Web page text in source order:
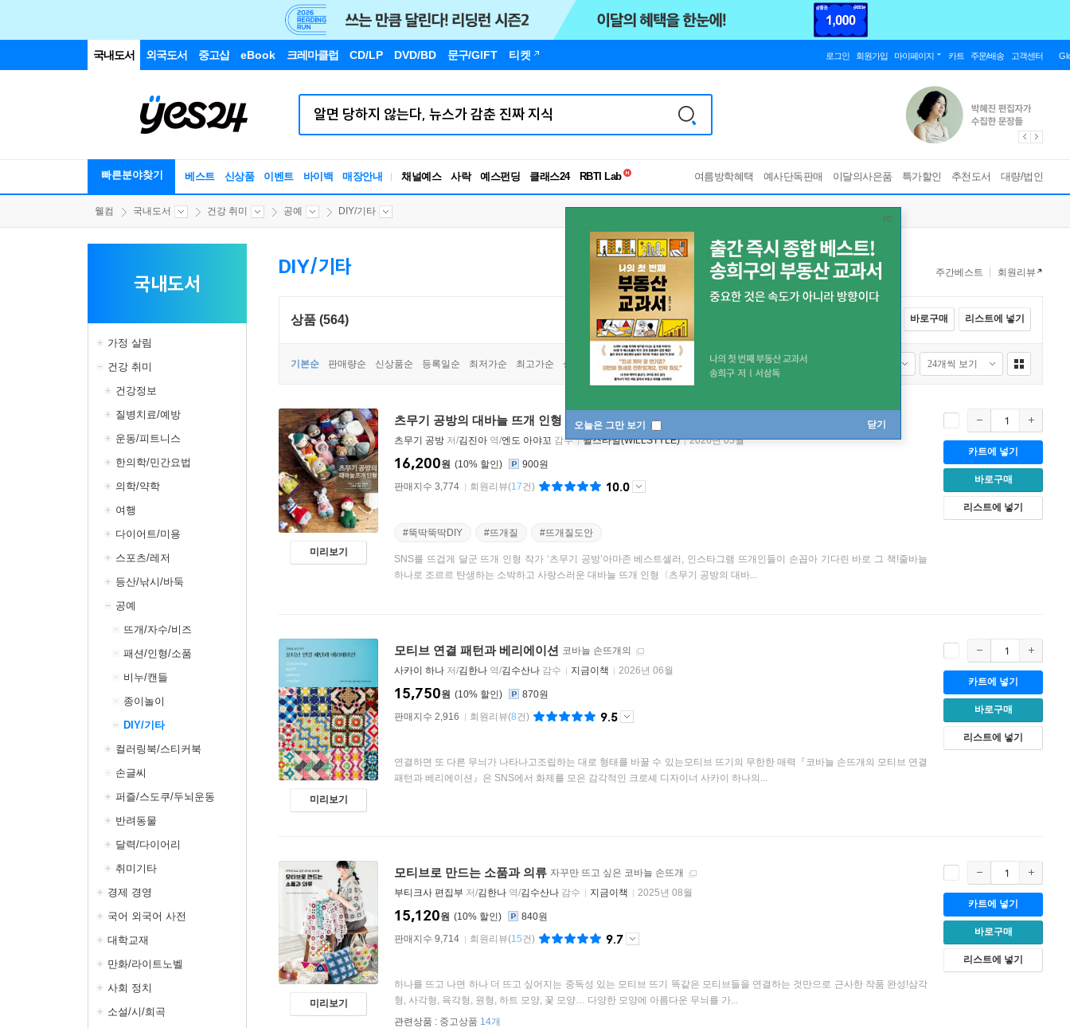
국내도서 외국도서 중고샵 eBook 크레마클럽 CD/LP DVD/BD 문구/GIFT 티켓 로그인 회원가입 마이페이지 카트 주문/배송 고객센터
빠른분야찾기 베스트 신상품 이벤트 바이백 매장안내 채널예스 사락 예스펀딩 클래스24
독서유형검사
여름방학혜택 예사단독판매 이달의사은품 특가할인 추천도서 대량/법인
오늘은 그만 보기 닫기
웰컴 국내도서 건강 취미 공예 DIY/기타
국내도서
가정 살림
건강 취미
건강정보
질병치료/예방
운동/피트니스
한의학/민간요법
의학/약학
여행
다이어트/미용
스포츠/레저
등산/낚시/바둑
공예
뜨개/자수/비즈
패션/인형/소품
비누/캔들
종이놀이
DIY/기타
컬러링북/스티커북
손글씨
퍼즐/스도쿠/두뇌운동
반려동물
달력/다이어리
취미기타
경제 경영
국어 외국어 사전
대학교재
만화/라이트노벨
사회 정치
소설/시/희곡
DIY/기타 주간베스트 회원리뷰
상품 (564) 바로구매 리스트에 넣기
기본순 판매량순 신상품순 등록일순 최저가순 최고가순 상품명순
미리보기
츠무기 공방의 대바늘 뜨개 인형
귀엽고 소박한 매력의 스웨덴 인형 뜨기
츠무기 공방 저/김진아 역/엔도 아야꼬 감수 윌스타일(WILLSTYLE) 2026년 05월
10%
16,200원
900원
판매지수 3,774
회원리뷰(17건) 10.0
#뚝딱뚝딱DIY #뜨개질 #뜨개질도안
SNS를 뜨겁게 달군 뜨개 인형 작가 ‘츠무기 공방’아마존 베스트셀러, 인스타그램 뜨개인들이 손꼽아 기다린 바로 그 책!줄바늘
하나로 조르르 탄생하는 소박하고 사랑스러운 대바늘 뜨개 인형〈츠무기 공방의 대바...
카트에 넣기
바로구매
리스트에 넣기
미리보기
모티브 연결 패턴과 베리에이션 코바늘 손뜨개의
사카이 하나 저/김한나 역/김수산나 감수 지금이책 2026년 06월
10%
15,750원
870원
판매지수 2,916
회원리뷰(8건) 9.5
연결하면 또 다른 무늬가 나타나고조립하는 대로 형태를 바꿀 수 있는모티브 뜨기의 무한한 매력『코바늘 손뜨개의 모티브 연결
패턴과 베리에이션』은 SNS에서 화제를 모은 감각적인 크로셰 디자이너 사카이 하나의...
카트에 넣기
바로구매
리스트에 넣기
미리보기
모티브로 만드는 소품과 의류 자꾸만 뜨고 싶은 코바늘 손뜨개
부티크사 편집부 저/김한나 역/김수산나 감수 지금이책 2025년 08월
10%
15,120원
840원
판매지수 9,714
회원리뷰(15건) 9.7
하나를 뜨고 나면 하나 더 뜨고 싶어지는 중독성 있는 모티브 뜨기 똑같은 모티브들을 연결하는 것만으로 근사한 작품 완성!삼각
형, 사각형, 육각형, 원형, 하트 모양, 꽃 모양… 다양한 모양에 아름다운 무늬를 가...
관련상품 : 중고상품 14개
카트에 넣기
바로구매
리스트에 넣기